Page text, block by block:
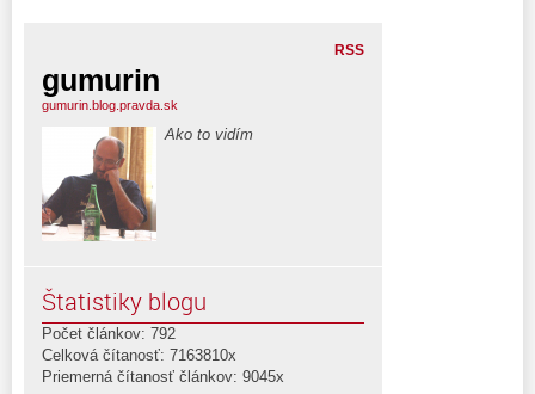
RSS
gumurin
gumurin.blog.pravda.sk
Ako to vidím
Štatistiky blogu
Počet článkov: 792
Celková čítanosť: 7163810x
Priemerná čítanosť článkov: 9045x